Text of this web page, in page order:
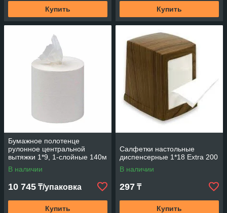
Купить Купить
Бумажное полотенце
рулонное центральной
вытяжки 1*9, 1-слойные 140м
В наличии
10 745 ₸/упаковка
Купить
Салфетки настольные
диспенсерные 1*18 Extra 200
В наличии
297 ₸
Купить